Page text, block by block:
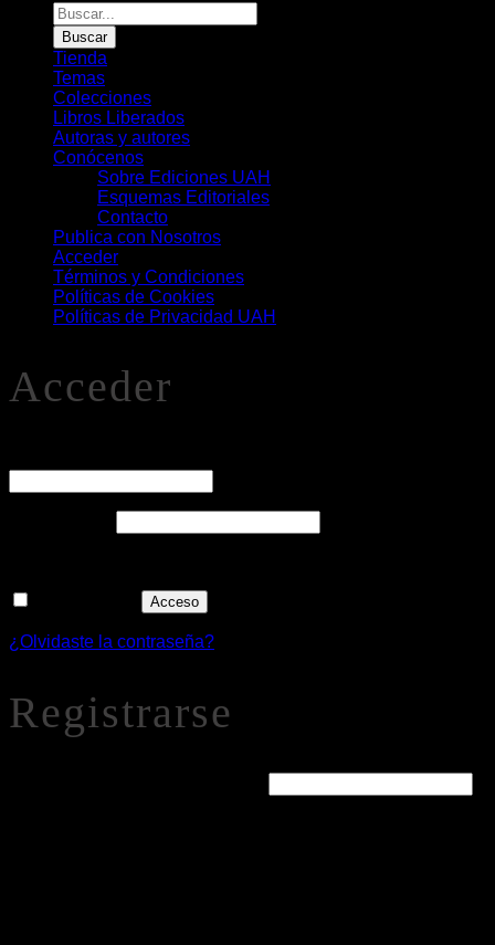
Búsqueda
de
Libros
Buscar
Tienda
Temas
Colecciones
Libros Liberados
Autoras y autores
Conócenos
Sobre Ediciones UAH
Esquemas Editoriales
Contacto
Publica con Nosotros
Acceder
Términos y Condiciones
Políticas de Cookies
Políticas de Privacidad UAH
Acceder
Acceso
¿Olvidaste la contraseña?
Registrarse